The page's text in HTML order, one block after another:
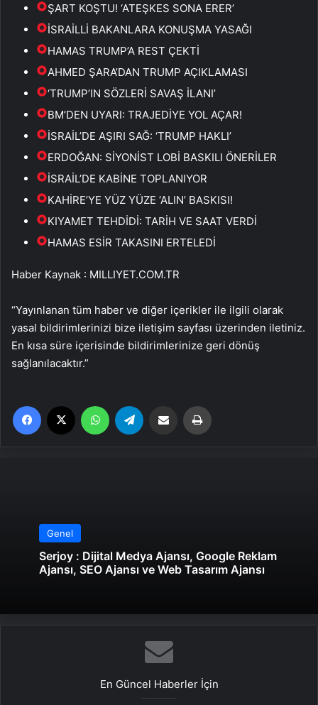
ŞART KOŞTU! ‘ATEŞKES SONA ERER’
İSRAİLLİ BAKANLARA KONUŞMA YASAĞI
HAMAS TRUMP’A REST ÇEKTİ
AHMED ŞARA’DAN TRUMP AÇIKLAMASI
‘TRUMP’IN SÖZLERİ SAVAŞ İLANI’
BM’DEN UYARI: TRAJEDİYE YOL AÇAR!
İSRAİL’DE AŞIRI SAĞ: ‘TRUMP HAKLI’
ERDOĞAN: SİYONİST LOBİ BASKILI ÖNERİLER
İSRAİL’DE KABİNE TOPLANIYOR
KAHİRE’YE YÜZ YÜZE ‘ALIN’ BASKISI!
KIYAMET TEHDİDİ: TARİH VE SAAT VERDİ
HAMAS ESİR TAKASINI ERTELEDİ
Haber Kaynak : MILLIYET.COM.TR
“Yayınlanan tüm haber ve diğer içerikler ile ilgili olarak
yasal bildirimlerinizi bize iletişim sayfası üzerinden iletiniz.
En kısa süre içerisinde bildirimlerinize geri dönüş
sağlanılacaktır.”
Facebook WhatsApp Email'den paylaş
Genel
Serjoy : Dijital Medya Ajansı, Google Reklam
Ajansı, SEO Ajansı ve Web Tasarım Ajansı
En Güncel Haberler İçin